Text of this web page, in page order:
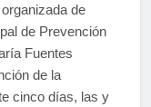
de
de Prevención
Fuentes
de la
cinco días, las y